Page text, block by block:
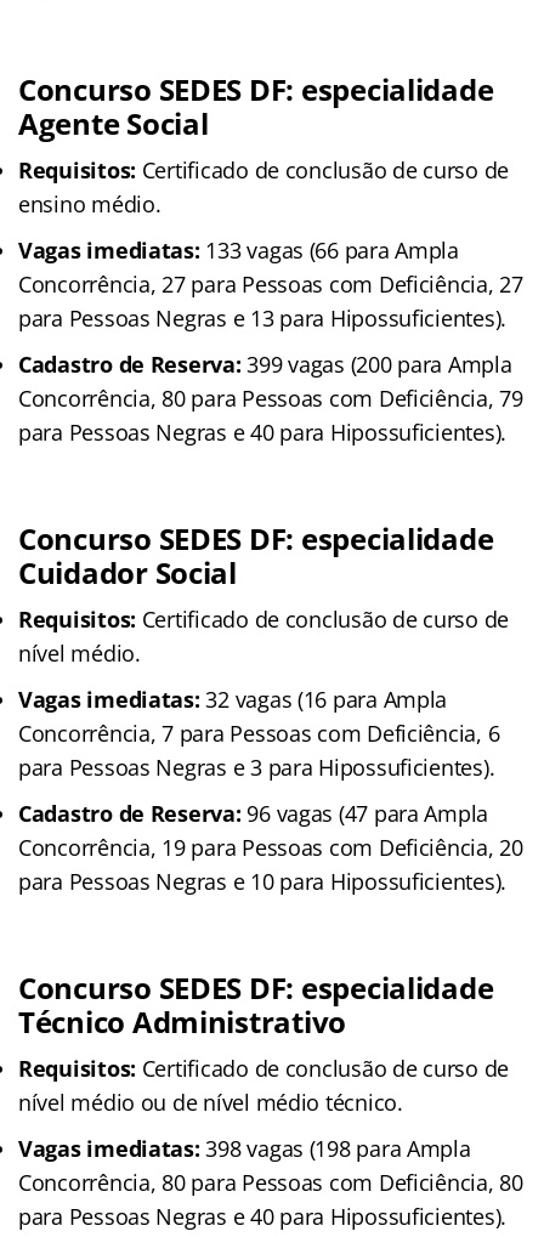
Concurso SEDES DF: especialidade
Agente Social
Requisitos: Certificado de conclusão de curso de
ensino médio.
Vagas imediatas: 133 vagas (66 para Ampla
Concorrência, 27 para Pessoas com Deficiência, 27
para Pessoas Negras e 13 para Hipossuficientes).
Cadastro de Reserva: 399 vagas (200 para Ampla
Concorrência, 80 para Pessoas com Deficiência, 79
para Pessoas Negras e 40 para Hipossuficientes).
Concurso SEDES DF: especialidade
Cuidador Social
Requisitos: Certificado de conclusão de curso de
nível médio.
Vagas imediatas: 32 vagas (16 para Ampla
Concorrência, 7 para Pessoas com Deficiência, 6
para Pessoas Negras e 3 para Hipossuficientes).
Cadastro de Reserva: 96 vagas (47 para Ampla
Concorrência, 19 para Pessoas com Deficiência, 20
para Pessoas Negras e 10 para Hipossuficientes).
Concurso SEDES DF: especialidade
Técnico Administrativo
Requisitos: Certificado de conclusão de curso de
nível médio ou de nível médio técnico.
Vagas imediatas: 398 vagas (198 para Ampla
Concorrência, 80 para Pessoas com Deficiência, 80
para Pessoas Negras e 40 para Hipossuficientes).